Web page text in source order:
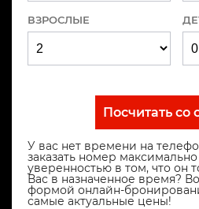
ВЗРОСЛЫЕ
Посчитать со
У вас нет времени на
заказать номер
уверенностью в том, что он
Вас в назначенное время?
формой онлайн-
самые актуальные цены!